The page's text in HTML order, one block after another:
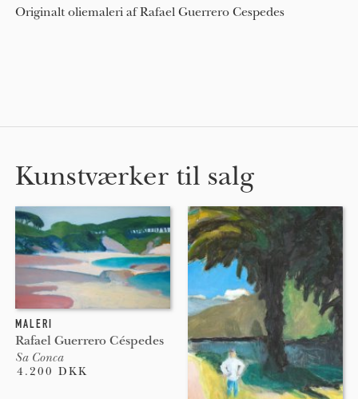
Originalt oliemaleri af Rafael Guerrero Cespedes
Kunstværker til salg
MALERI
Rafael Guerrero Céspedes
Sa Conca
4.200 DKK